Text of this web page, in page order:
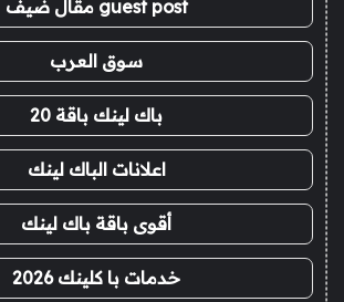
guest post مقال ضيف
سوق العرب
باك لينك باقة 20
اعلانات الباك لينك
أقوى باقة باك لينك
خدمات با كلينك 2026